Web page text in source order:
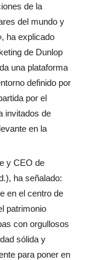
de la
del mundo y
ha explicado
de Dunlop
una plataforma
definido por
por el
invitados de
en la
y CEO de
ha señalado:
en el centro de
patrimonio
con orgullosos
sólida y
para poner en